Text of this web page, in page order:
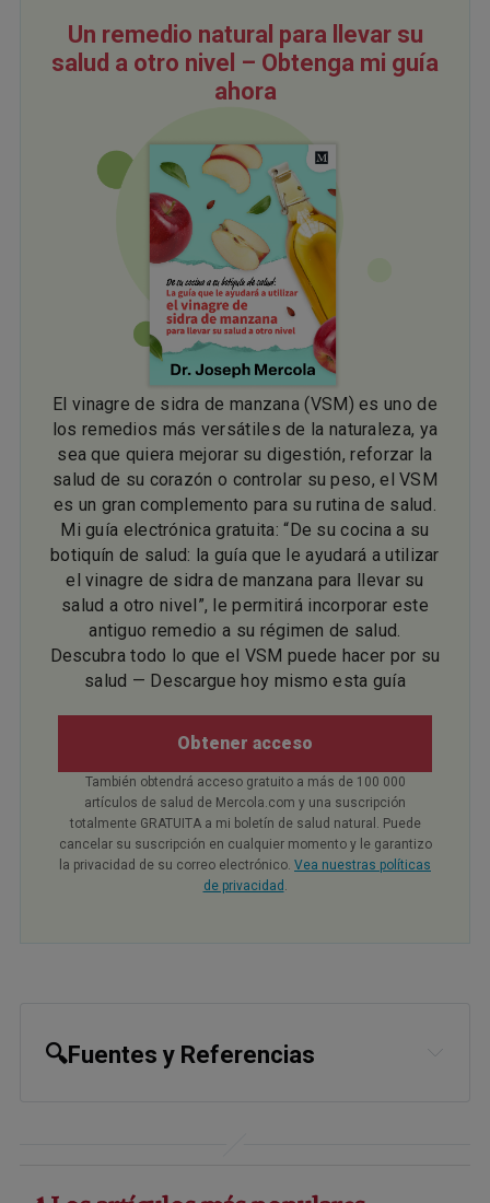
Un remedio natural para llevar su
salud a otro nivel – Obtenga mi guía
ahora
El vinagre de sidra de manzana (VSM) es uno de
los remedios más versátiles de la naturaleza, ya
sea que quiera mejorar su digestión, reforzar la
salud de su corazón o controlar su peso, el VSM
es un gran complemento para su rutina de salud.
Mi guía electrónica gratuita: “De su cocina a su
botiquín de salud: la guía que le ayudará a utilizar
el vinagre de sidra de manzana para llevar su
salud a otro nivel”, le permitirá incorporar este
antiguo remedio a su régimen de salud.
Descubra todo lo que el VSM puede hacer por su
salud — Descargue hoy mismo esta guía
Obtener acceso
También obtendrá acceso gratuito a más de 100 000
artículos de salud de Mercola.com y una suscripción
totalmente GRATUITA a mi boletín de salud natural. Puede
cancelar su suscripción en cualquier momento y le garantizo
la privacidad de su correo electrónico. Vea nuestras políticas
de privacidad .
🔍Fuentes y Referencias